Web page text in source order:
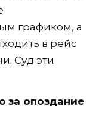
графиком, а
в рейс
Суд эти
за опоздание